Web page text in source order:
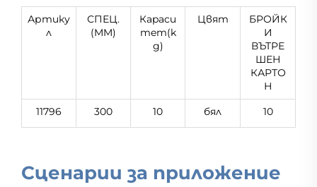
Артику
л
СПЕЦ.
(MM)
Кapacи
тeт(k
g)
Цвят
БРОЙК
И
ВЪТРЕ
ШЕН
КАРТО
Н
11796
300 10 бял 10
Сценарии за приложение